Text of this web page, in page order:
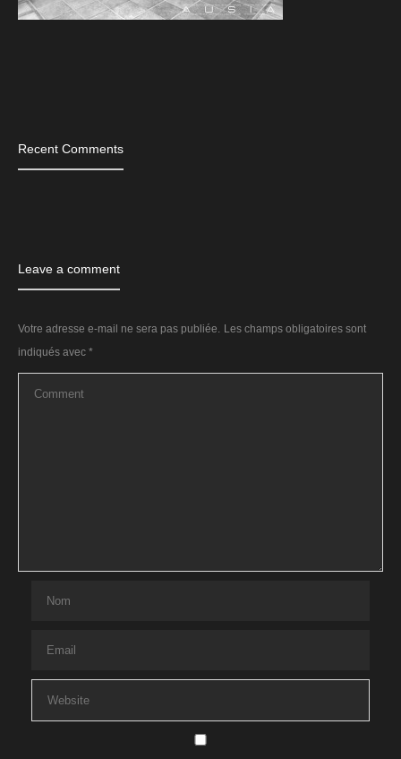
Recent Comments
Leave a comment
Votre adresse e-mail ne sera pas publiée. Les champs obligatoires sont
indiqués avec *